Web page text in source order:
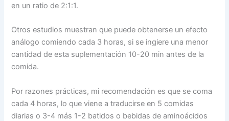
en un ratio de 2:1:1.
Otros estudios muestran que puede obtenerse un efecto
análogo comiendo cada 3 horas, si se ingiere una menor
cantidad de esta suplementación 10-20 min antes de la
comida.
Por razones prácticas, mi recomendación es que se coma
cada 4 horas, lo que viene a traducirse en 5 comidas
diarias o 3-4 más 1-2 batidos o bebidas de aminoácidos